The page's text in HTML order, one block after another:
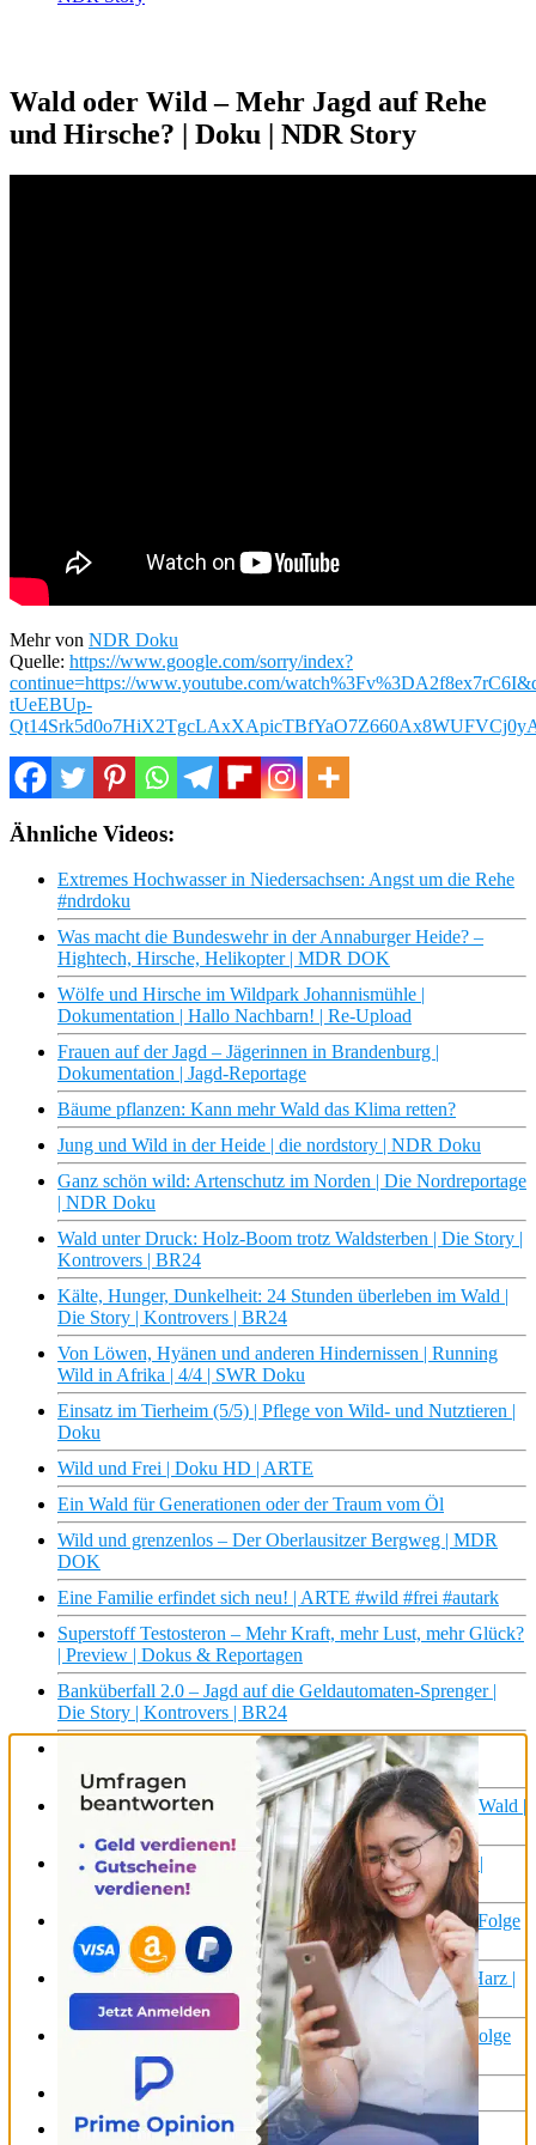
Wald oder Wild – Mehr Jagd auf Rehe
und Hirsche? | Doku | NDR Story
Mehr von NDR Doku
Quelle: https://www.google.com/sorry/index?
continue=https://www.youtube.com/
tUeEBUp-
Ähnliche Videos:
Extremes Hochwasser in Niedersachsen: Angst um die Rehe
#ndrdoku
Was macht die Bundeswehr in der Annaburger Heide? –
Hightech, Hirsche, Helikopter | MDR DOK
Wölfe und Hirsche im Wildpark Johannismühle |
Dokumentation | Hallo Nachbarn! | Re-Upload
Frauen auf der Jagd – Jägerinnen in Brandenburg |
Dokumentation | Jagd-Reportage
Bäume pflanzen: Kann mehr Wald das Klima retten?
Jung und Wild in der Heide | die nordstory | NDR Doku
Ganz schön wild: Artenschutz im Norden | Die Nordreportage
| NDR Doku
Wald unter Druck: Holz-Boom trotz Waldsterben | Die Story |
Kontrovers | BR24
Kälte, Hunger, Dunkelheit: 24 Stunden überleben im Wald |
Die Story | Kontrovers | BR24
Von Löwen, Hyänen und anderen Hindernissen | Running
Wild in Afrika | 4/4 | SWR Doku
Einsatz im Tierheim (5/5) | Pflege von Wild- und Nutztieren |
Doku
Wild und Frei | Doku HD | ARTE
Ein Wald für Generationen oder der Traum vom Öl
Wild und grenzenlos – Der Oberlausitzer Bergweg | MDR
DOK
Eine Familie erfindet sich neu! | ARTE #wild #frei #autark
Superstoff Testosteron – Mehr Kraft, mehr Lust, mehr Glück?
| Preview | Dokus & Reportagen
Banküberfall 2.0 – Jagd auf die Geldautomaten-Sprenger |
Die Story | Kontrovers | BR24
Die Jagd boomt: Warum gibt es immer mehr Jäger und
Jägerinnen? | Kontrovers | BR24
Pflanzen, ernten und genießen – Leben im Teutoburger Wald |
die nordstory | NDR Doku
Norddeutschlands Wäler: Sind im Wald! | die nordstory |
NDR Doku
Gewaltmarsch durch Wald und Wasser | Minentaucher: Folge
3 | NDR Doku
Wandern, Wald und Aufwind – Die jungen Wilden im Harz |
die nordstory | NDR
Überlebenstraining im Wald | Selbstversuch Survival | Folge
3/3 | Doku
Paulinzella – Der Schatz im Wald | MDR DOK
Kampf um den Wald: Förster gegen Mountainbiker |